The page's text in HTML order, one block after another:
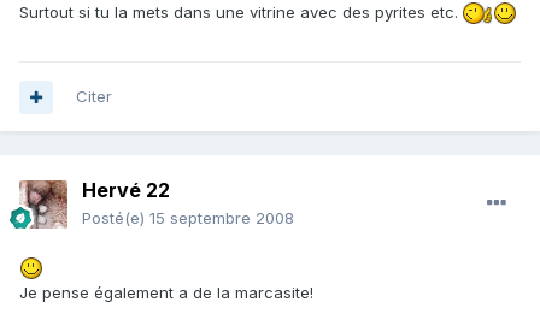
Surtout si tu la mets dans une vitrine avec des pyrites etc.
Citer
Hervé 22
Posté(e) 15 septembre 2008
Je pense également a de la marcasite!